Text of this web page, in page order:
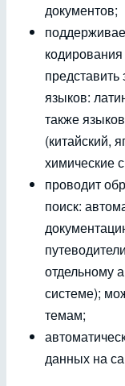
документов;
языков:
также
(китайский,
химические
проводит
поиск:
отдельному
системе);
темам;
данных на